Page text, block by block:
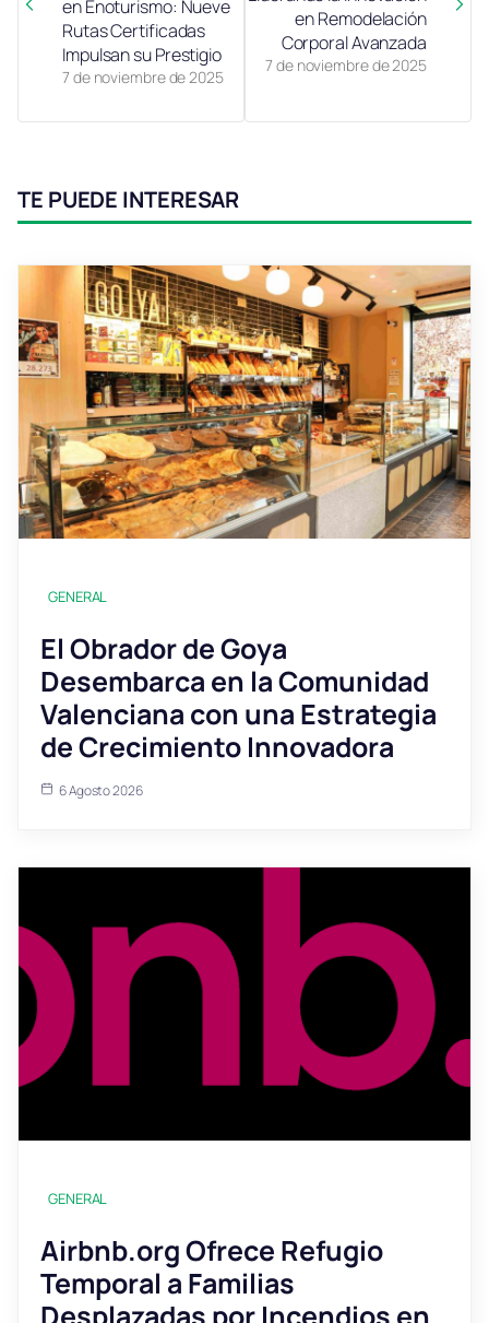
7 de noviembre de 2025
en Enoturismo: Nueve
Rutas Certificadas
Impulsan su Prestigio
7 de noviembre de 2025
en Remodelación
Corporal Avanzada
TE PUEDE INTERESAR
GENERAL
El Obrador de Goya
Desembarca en la Comunidad
Valenciana con una Estrategia
de Crecimiento Innovadora
6 Agosto 2026
GENERAL
Airbnb.org Ofrece Refugio
Temporal a Familias